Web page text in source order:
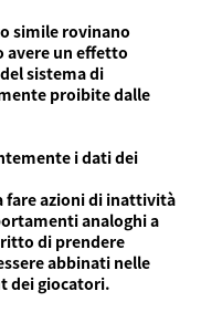
simile rovinano
avere un effetto
sistema di
proibite dalle
i dati dei
fare azioni di inattività
analoghi a
di prendere
abbinati nelle
dei giocatori.